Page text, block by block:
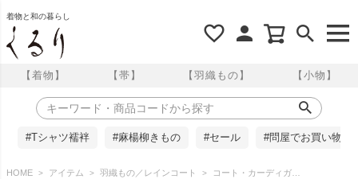
着物と和の暮らし
【着物】 【帯】 【羽織もの】 【小物】
#Tシャツ襦袢 #麻楊柳きもの #セール #問屋でお買い物
HOME アイテム 羽織もの／レインコート コート・カーディガン・グローブ